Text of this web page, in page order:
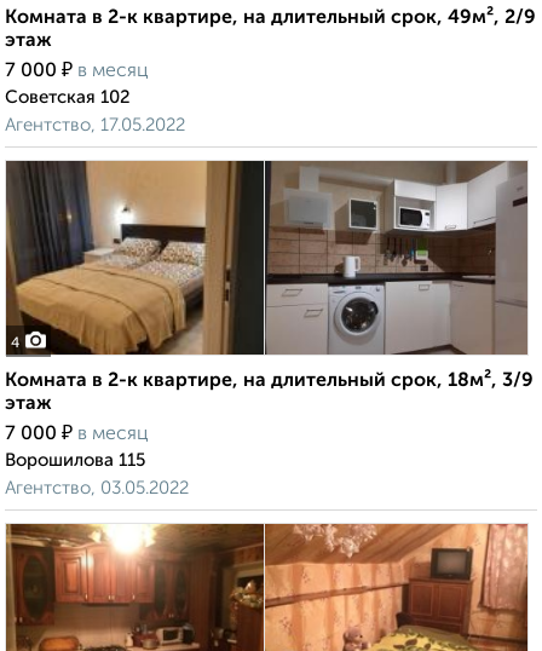
Комната в 2-к квартире, на длительный срок, 49м², 2/9
этаж
7 000 ₽ в месяц
Советская 102
Агентство, 17.05.2022
4
Комната в 2-к квартире, на длительный срок, 18м², 3/9
этаж
7 000 ₽ в месяц
Ворошилова 115
Агентство, 03.05.2022